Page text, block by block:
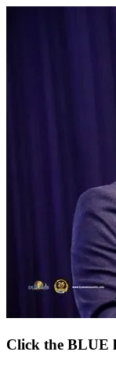
Click the BLUE